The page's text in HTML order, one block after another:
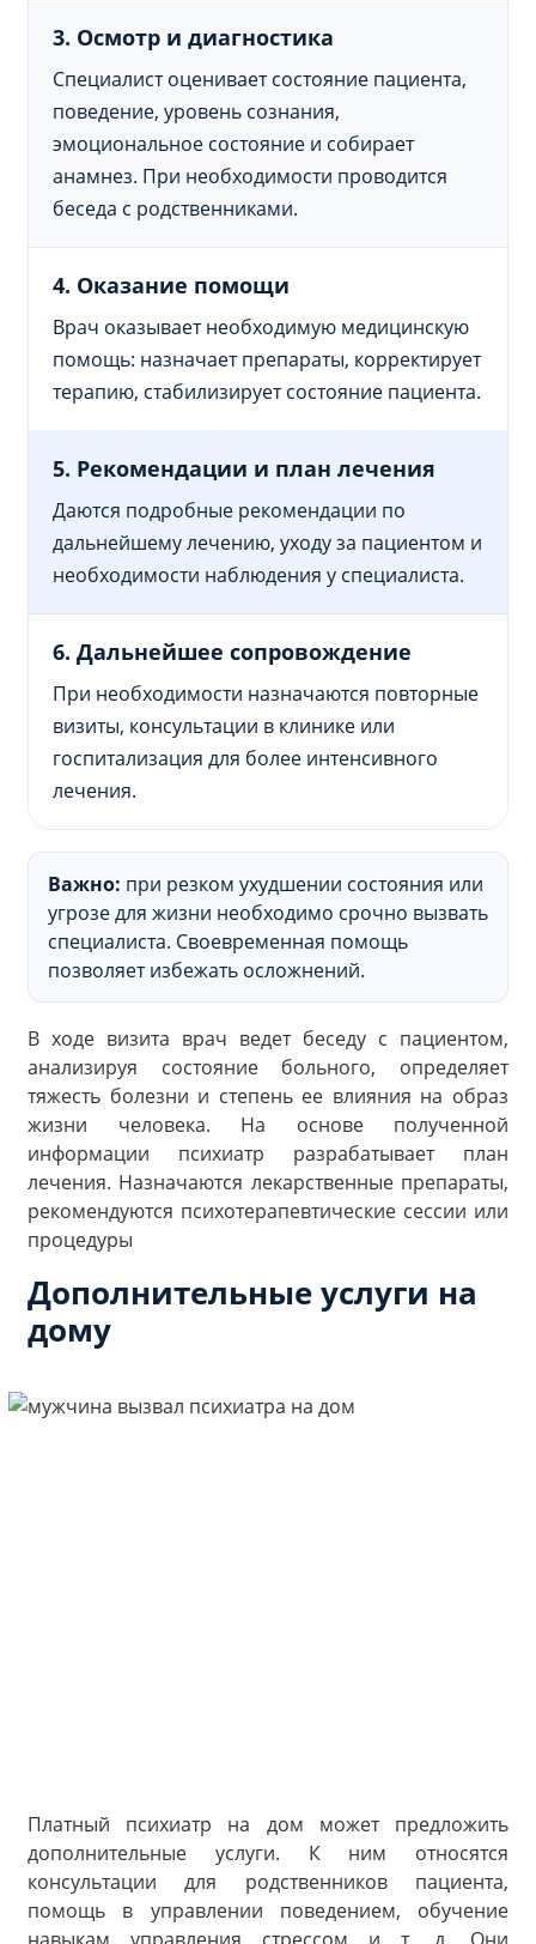
3. Осмотр и диагностика
Специалист оценивает состояние пациента,
поведение, уровень сознания,
эмоциональное состояние и собирает
анамнез. При необходимости проводится
беседа с родственниками.
4. Оказание помощи
Врач оказывает необходимую медицинскую
помощь: назначает препараты, корректирует
терапию, стабилизирует состояние пациента.
5. Рекомендации и план лечения
Даются подробные рекомендации по
дальнейшему лечению, уходу за пациентом и
необходимости наблюдения у специалиста.
6. Дальнейшее сопровождение
При необходимости назначаются повторные
визиты, консультации в клинике или
госпитализация для более интенсивного
лечения.
Важно: при резком ухудшении состояния или
угрозе для жизни необходимо срочно вызвать
специалиста. Своевременная помощь
позволяет избежать осложнений.
В ходе визита врач ведет беседу с пациентом,
анализируя состояние больного, определяет
тяжесть болезни и степень ее влияния на образ
жизни человека. На основе полученной
информации психиатр разрабатывает план
лечения. Назначаются лекарственные препараты,
рекомендуются психотерапевтические сессии или
процедуры
Дополнительные услуги на
дому
Платный психиатр на дом может предложить
дополнительные услуги. К ним относятся
консультации для родственников пациента,
помощь в управлении поведением, обучение